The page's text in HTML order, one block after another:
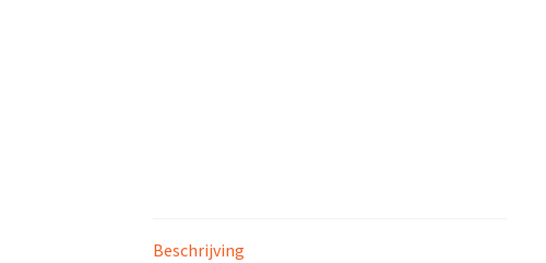
Beschrijving